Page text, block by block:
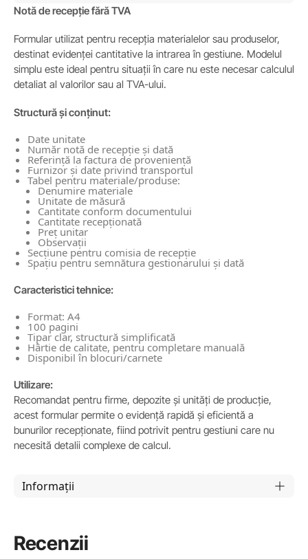
Notă de recepție fără TVA
Formular utilizat pentru recepția materialelor sau produselor,
destinat evidenței cantitative la intrarea în gestiune. Modelul
simplu este ideal pentru situații în care nu este necesar calculul
detaliat al valorilor sau al TVA-ului.
Structură și conținut:
Date unitate
Număr notă de recepție și dată
Referință la factura de proveniență
Furnizor și date privind transportul
Tabel pentru materiale/produse:
Denumire materiale
Unitate de măsură
Cantitate conform documentului
Cantitate recepționată
Preț unitar
Observații
Secțiune pentru comisia de recepție
Spațiu pentru semnătura gestionarului și dată
Caracteristici tehnice:
Format: A4
100 pagini
Tipar clar, structură simplificată
Hârtie de calitate, pentru completare manuală
Disponibil în blocuri/carnete
Utilizare:
Recomandat pentru firme, depozite și unități de producție,
acest formular permite o evidență rapidă și eficientă a
bunurilor recepționate, fiind potrivit pentru gestiuni care nu
necesită detalii complexe de calcul.
Informații
Recenzii